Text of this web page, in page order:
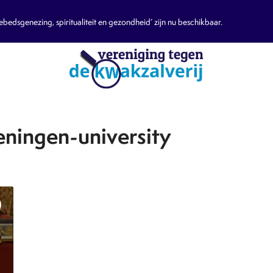
spiritualiteit en gezondheid’ zijn nu beschikbaar.
university